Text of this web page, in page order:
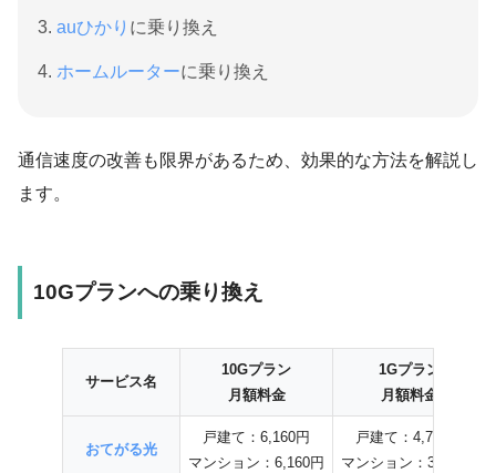
auひかり に乗り換え
ホームルーターに乗り換え
通信速度の改善も限界があるため、効果的な方法を解説し
ます。
10Gプランへの乗り換え
サービス名
10Gプラン
月額料金
1Gプラン
月額料金
おてがる光
戸建て：6,160円
マンション：6,160円
戸建て：4,708円
マンション：3,608円